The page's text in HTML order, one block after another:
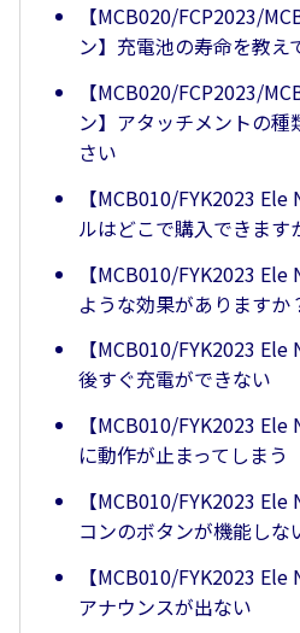
【MCB020/FCP2023/
ン】充電池の寿命を教え
【MCB020/FCP2023/
ン】アタッチメントの種
さい
【MCB010/FYK2023
ルはどこで購入できます
【MCB010/FYK2023
ような効果がありますか
【MCB010/FYK2023
後すぐ充電ができない
【MCB010/FYK2023
に動作が止まってしまう
【MCB010/FYK2023
コンのボタンが機能しな
【MCB010/FYK2023
アナウンスが出ない